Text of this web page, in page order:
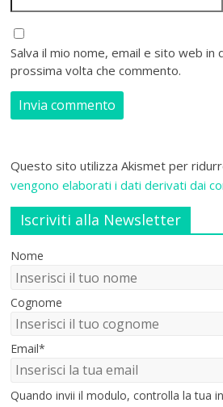
Salva il mio nome, email e sito web
prossima volta che commento.
Questo sito utilizza Akismet per
vengono elaborati i dati derivati dai
Iscriviti alla Newsletter
Nome
Cognome
Email*
Quando invii il modulo, controlla la tua